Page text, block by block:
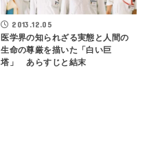
2013.12.05
医学界の知られざる実態と人間の
生命の尊厳を描いた「白い巨
塔」 あらすじと結末